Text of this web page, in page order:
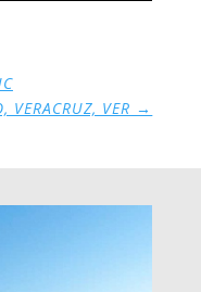
VERACRUZ, VER →